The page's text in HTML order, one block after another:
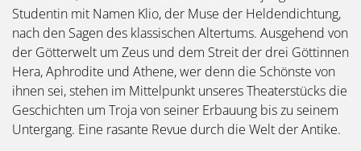
Studentin mit Namen Klio, der Muse der Heldendichtung,
nach den Sagen des klassischen Altertums. Ausgehend von
der Götterwelt um Zeus und dem Streit der drei Göttinnen
Hera, Aphrodite und Athene, wer denn die Schönste von
ihnen sei, stehen im Mittelpunkt unseres Theaterstücks die
Geschichten um Troja von seiner Erbauung bis zu seinem
Untergang. Eine rasante Revue durch die Welt der Antike.